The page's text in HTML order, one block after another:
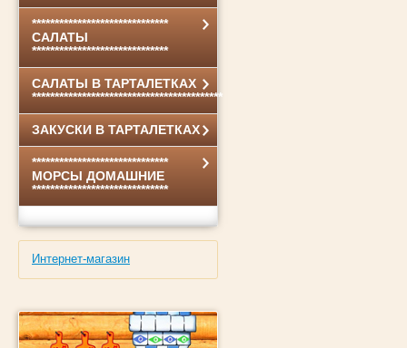
******************************
САЛАТЫ
******************************
САЛАТЫ В ТАРТАЛЕТКАХ
******************************************
ЗАКУСКИ В ТАРТАЛЕТКАХ
******************************
МОРСЫ ДОМАШНИЕ
******************************
Интернет-магазин